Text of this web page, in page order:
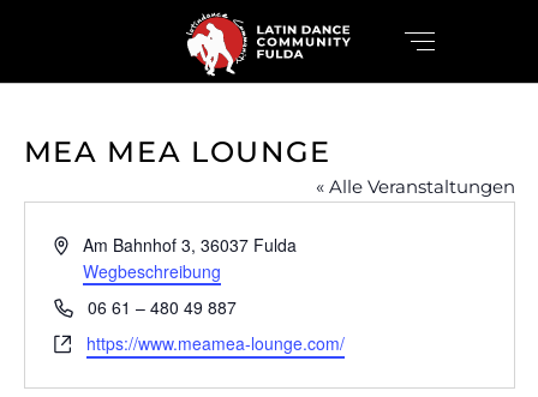
MEA MEA LOUNGE
« Alle Veranstaltungen
AdresseAm Bahnhof 3, 36037 Fulda
Wegbeschreibung
Telefon06 61 – 480 49 887
Webseitehttps://www.meamea-lounge.com/